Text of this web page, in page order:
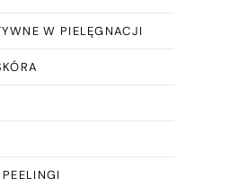
W PIELĘGNACJI